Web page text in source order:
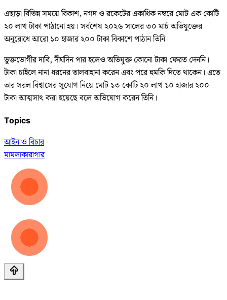
এছাড়া বিভিন্ন সময়ে বিকাশ, নগদ ও রকেটের একাধিক নম্বরে মোট এক কোটি
২০ লাখ টাকা পাঠানো হয়। সর্বশেষ ২০২৬ সালের ৩০ মার্চ অভিযুক্তের
অনুরোধে আরো ১০ হাজার ২০০ টাকা বিকাশে পাঠান তিনি।
ভুক্তভোগীর দাবি, দীর্ঘদিন পার হলেও অভিযুক্ত কোনো টাকা ফেরত দেননি।
টাকা চাইলে নানা ধরনের তালবাহানা করেন এবং পরে হুমকি দিতে থাকেন। এতে
তার সরল বিশ্বাসের সুযোগ নিয়ে মোট ১৩ কোটি ২০ লাখ ১০ হাজার ২০০
টাকা আত্মসাৎ করা হয়েছে বলে অভিযোগ করেন তিনি।
Topics
আইন ও বিচার
মামলাকারাগার